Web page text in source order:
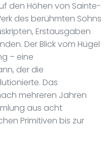
den Höhen von Sainte-
des berühmten Sohns
Erstausgaben
Der Blick vom Hügel
– eine
der die
Das
mehreren Jahren
aus acht
Primitiven bis zur